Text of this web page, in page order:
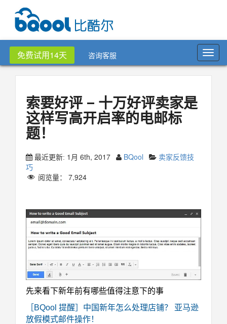
免费试用14天 咨询客服
索要好评 – 十万好评卖家是
这样写高开启率的电邮标
题！
最近更新: 1月 6th, 2017 BQool
卖家反馈技
巧
阅览量： 7,924
先来看下新年前有哪些值得注意下的事
［BQool 提醒］中国新年怎么处理店铺？ 亚马逊
放假模式邮件操作！